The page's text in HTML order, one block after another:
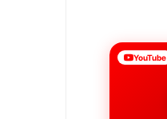
YouTube